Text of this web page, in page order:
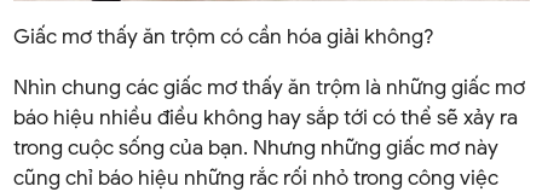
Giấc mơ thấy ăn trộm có cần hóa giải không?
Nhìn chung các giấc mơ thấy ăn trộm là những giấc mơ
báo hiệu nhiều điều không hay sắp tới có thể sẽ xảy ra
trong cuộc sống của bạn. Nhưng những giấc mơ này
cũng chỉ báo hiệu những rắc rối nhỏ trong công việc